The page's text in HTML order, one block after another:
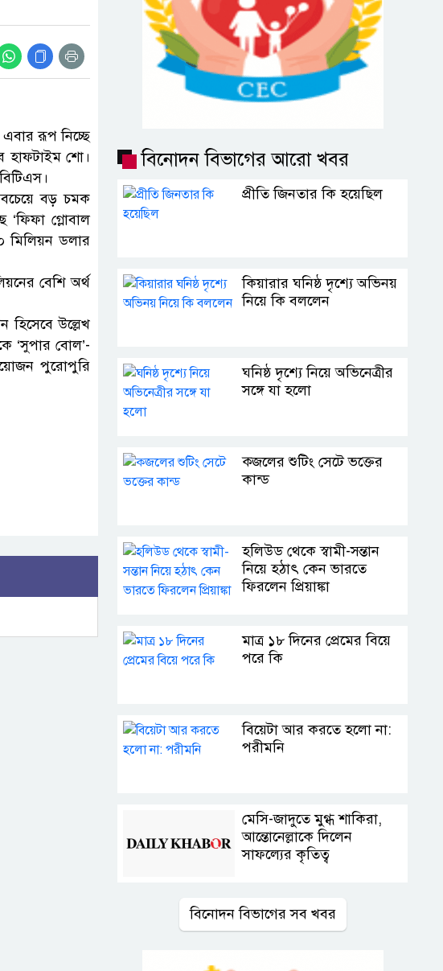
রূপ নিচ্ছে
হাফটাইম শো।
বড় চমক
গ্লোবাল
মিলিয়ন ডলার
বেশি অর্থ
উল্লেখ
‘সুপার বোল’-
পুরোপুরি
বিনোদন বিভাগের আরো খবর
প্রীতি জিনতার কি হয়েছিল
কিয়ারার ঘনিষ্ঠ দৃশ্যে অভিনয়
নিয়ে কি বললেন
ঘনিষ্ঠ দৃশ্যে নিয়ে অভিনেত্রীর
সঙ্গে যা হলো
ক্জলের শুটিং সেটে ভক্তের
কান্ড
হলিউড থেকে স্বামী-সন্তান
নিয়ে হঠাৎ কেন ভারতে
ফিরলেন প্রিয়াঙ্কা
মাত্র ১৮ দিনের প্রেমের বিয়ে
পরে কি
বিয়েটা আর করতে হলো না:
পরীমনি
মেসি-জাদুতে মুগ্ধ শাকিরা,
আন্তোনেল্লাকে দিলেন
সাফল্যের কৃতিত্ব
বিনোদন বিভাগের সব খবর